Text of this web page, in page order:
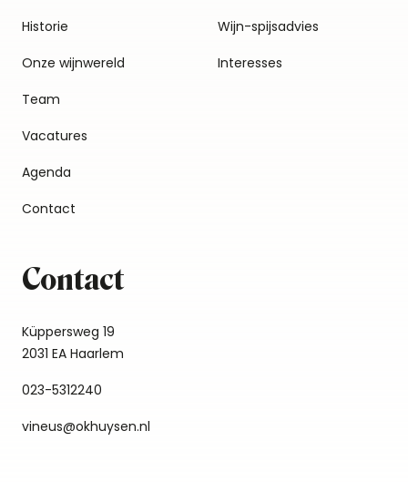
Historie
Onze wijnwereld
Team
Vacatures
Agenda
Contact
Wijn-spijsadvies
Interesses
Contact
Küppersweg 19
2031 EA Haarlem
023-5312240
vineus@okhuysen.nl